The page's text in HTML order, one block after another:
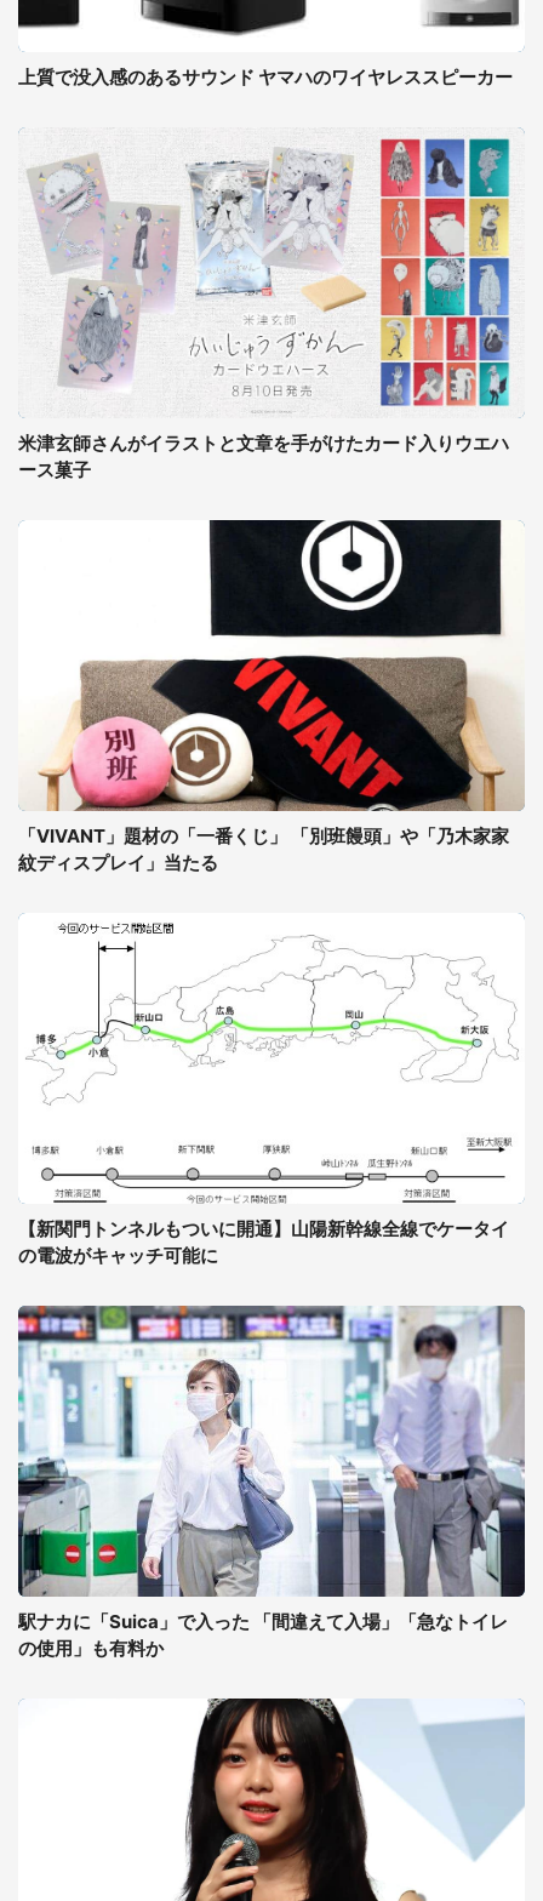
上質で没入感のあるサウンド ヤマハのワイヤレススピーカー
米津玄師さんがイラストと文章を手がけたカード入りウエハ
ース菓子
「VIVANT」題材の「一番くじ」 「別班饅頭」や「乃木家家
紋ディスプレイ」当たる
【新関門トンネルもついに開通】山陽新幹線全線でケータイ
の電波がキャッチ可能に
駅ナカに「Suica」で入った 「間違えて入場」「急なトイレ
の使用」も有料か